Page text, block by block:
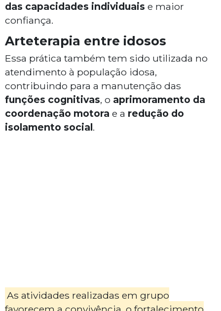
das capacidades individuais e maior
confiança.
Arteterapia entre idosos
Essa prática também tem sido utilizada no
atendimento à população idosa,
contribuindo para a manutenção das
funções cognitivas, o aprimoramento da
coordenação motora e a redução do
isolamento social.
As atividades realizadas em grupo